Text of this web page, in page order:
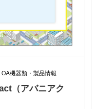
機器類 ・製品情報
（アバニアク